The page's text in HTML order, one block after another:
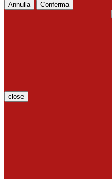
Annulla Conferma
close